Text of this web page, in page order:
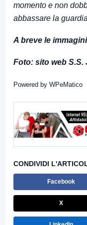
momento e non
abbassare la
A breve le immagini
Foto: sito web S.S.
Powered by WPeMatico
CONDIVIDI
Facebook
X